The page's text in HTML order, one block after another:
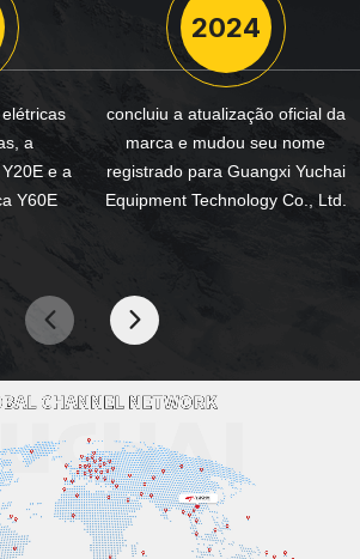
a
e a
Y60E
2024
concluiu a atualização oficial da
marca e mudou seu nome
registrado para Guangxi Yuchai
Equipment Technology Co., Ltd.